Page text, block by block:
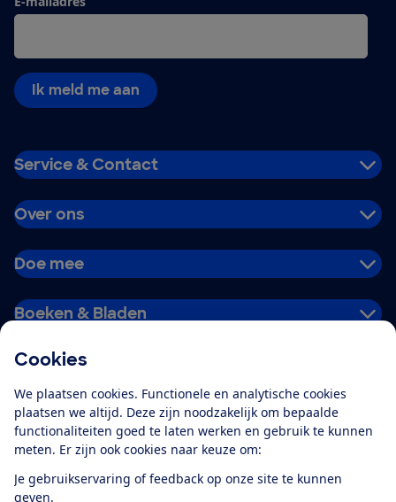
Cookies
We plaatsen cookies. Functionele en analytische cookies
plaatsen we altijd. Deze zijn noodzakelijk om bepaalde
functionaliteiten goed te laten werken en gebruik te kunnen
meten. Er zijn ook cookies naar keuze om:
Je gebruikservaring of feedback op onze site te kunnen
geven.
Ik meld me aan
Service & Contact
Over ons
Doe mee
Boeken & Bladen
Alles over de
app